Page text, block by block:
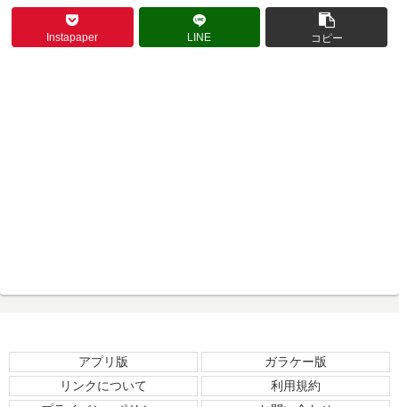
Instapaper LINE コピー
アプリ版
ガラケー版
リンクについて
利用規約